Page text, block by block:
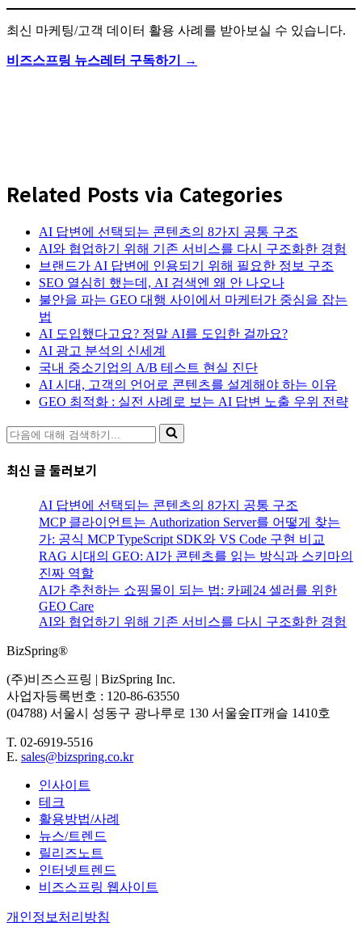
최신 마케팅/고객 데이터 활용 사례를 받아보실 수 있습니다.
비즈스프링 뉴스레터 구독하기 →
Related Posts via Categories
AI 답변에 선택되는 콘텐츠의 8가지 공통 구조
AI와 협업하기 위해 기존 서비스를 다시 구조화한 경험
브랜드가 AI 답변에 인용되기 위해 필요한 정보 구조
SEO 열심히 했는데, AI 검색엔 왜 안 나오나
불안을 파는 GEO 대행 사이에서 마케터가 중심을 잡는
법
AI 도입했다고요? 정말 AI를 도입한 걸까요?
AI 광고 분석의 신세계
국내 중소기업의 A/B 테스트 현실 진단
AI 시대, 고객의 언어로 콘텐츠를 설계해야 하는 이유
GEO 최적화 : 실전 사례로 보는 AI 답변 노출 우위 전략
다
음
에
대
최신 글 둘러보기
AI 답변에 선택되는 콘텐츠의 8가지 공통 구조
MCP 클라이언트는 Authorization Server를 어떻게 찾는
가: 공식 MCP TypeScript SDK와 VS Code 구현 비교
RAG 시대의 GEO: AI가 콘텐츠를 읽는 방식과 스키마의
진짜 역할
AI가 추천하는 쇼핑몰이 되는 법: 카페24 셀러를 위한
GEO Care
AI와 협업하기 위해 기존 서비스를 다시 구조화한 경험
BizSpring®
(주)비즈스프링 | BizSpring Inc.
사업자등록번호 : 120-86-63550
(04788) 서울시 성동구 광나루로 130 서울숲IT캐슬 1410호
T. 02-6919-5516
E. sales@bizspring.co.kr
인사이트
테크
활용방법/사례
뉴스/트렌드
릴리즈노트
인터넷트렌드
비즈스프링 웹사이트
개인정보처리방침